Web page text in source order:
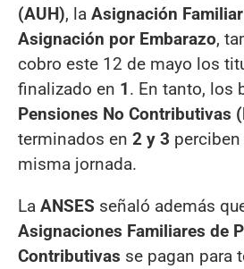
(AUH), la Asignación
Asignación por Embarazo,
cobro este 12 de mayo los
finalizado en 1. En tanto, los
Pensiones No Contributivas
terminados en 2 y 3
misma jornada.
La ANSES señaló además
Asignaciones Familiares de
Contributivas se pagan para